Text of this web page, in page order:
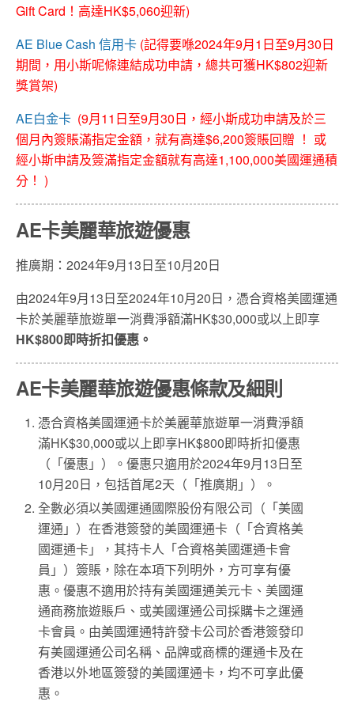
Gift Card！高達HK$5,060迎新)
AE Blue Cash 信用卡 (記得要喺2024年9月1日至9月30日
期間，用小斯呢條連結成功申請，總共可獲HK$802迎新
獎賞架)
AE白金卡 (9月11日至9月30日，經小斯成功申請及於三
個月內簽賬滿指定金額，就有高達$6,200簽賬回贈 ！ 或
經小斯申請及簽滿指定金額就有高達1,100,000美國運通積
分！ )
AE卡美麗華旅遊優惠
推廣期：2024年9月13日至10月20日
由2024年9月13日至2024年10月20日，憑合資格美國運通
卡於美麗華旅遊單一消費淨額滿HK$30,000或以上即享
HK$800即時折扣優惠。
AE卡美麗華旅遊優惠條款及細則
憑合資格美國運通卡於美麗華旅遊單一消費淨額
滿HK$30,000或以上即享HK$800即時折扣優惠
（「優惠」）。優惠只適用於2024年9月13日至
10月20日，包括首尾2天（「推廣期」）。
全數必須以美國運通國際股份有限公司（「美國
運通」）在香港簽發的美國運通卡（「合資格美
國運通卡」，其持卡人「合資格美國運通卡會
員」）簽賬，除在本項下列明外，方可享有優
惠。優惠不適用於持有美國運通美元卡、美國運
通商務旅遊賬戶、或美國運通公司採購卡之運通
卡會員。由美國運通特許發卡公司於香港簽發印
有美國運通公司名稱、品牌或商標的運通卡及在
香港以外地區簽發的美國運通卡，均不可享此優
惠。